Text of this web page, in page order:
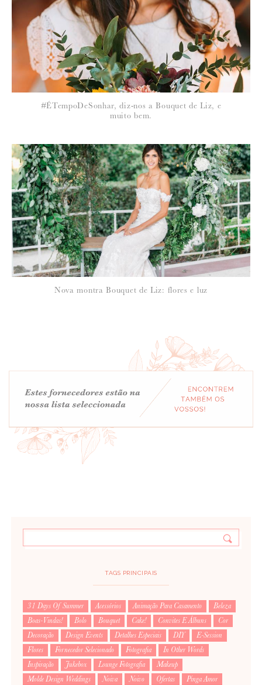
política de privacidade
#ÉTempoDeSonhar, diz-nos a Bouquet de Liz, e
muito bem.
Nova montra Bouquet de Liz: flores e luz
TAGS PRINCIPAIS
31 Days Of Summer Acessórios Animação Para Casamento
Beleza
Boas-Vindas!
Bolo Bouquet Cake! Convites E Álbuns
Cor
Decoração
Design Events Detalhes Especiais DIY
E-Session
Flores
Fornecedor Selecionado Fotografia
In Other Words
Inspiração
Jukebox Lounge Fotografia
Makeup
Molde Design Weddings
Noiva Noivo Ofertas
Pinga Amor